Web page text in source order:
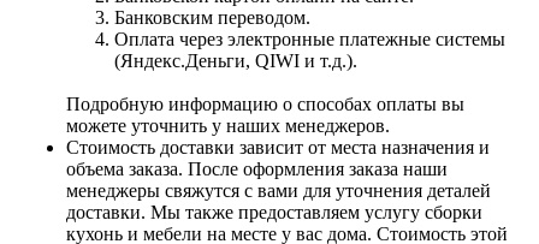
Банковским переводом.
Оплата через электронные платежные системы
(Яндекс.Деньги, QIWI и т.д.).
Подробную информацию о способах оплаты вы
можете уточнить у наших менеджеров.
Стоимость доставки зависит от места назначения и
объема заказа. После оформления заказа наши
менеджеры свяжутся с вами для уточнения деталей
доставки. Мы также предоставляем услугу сборки
кухонь и мебели на месте у вас дома. Стоимость этой